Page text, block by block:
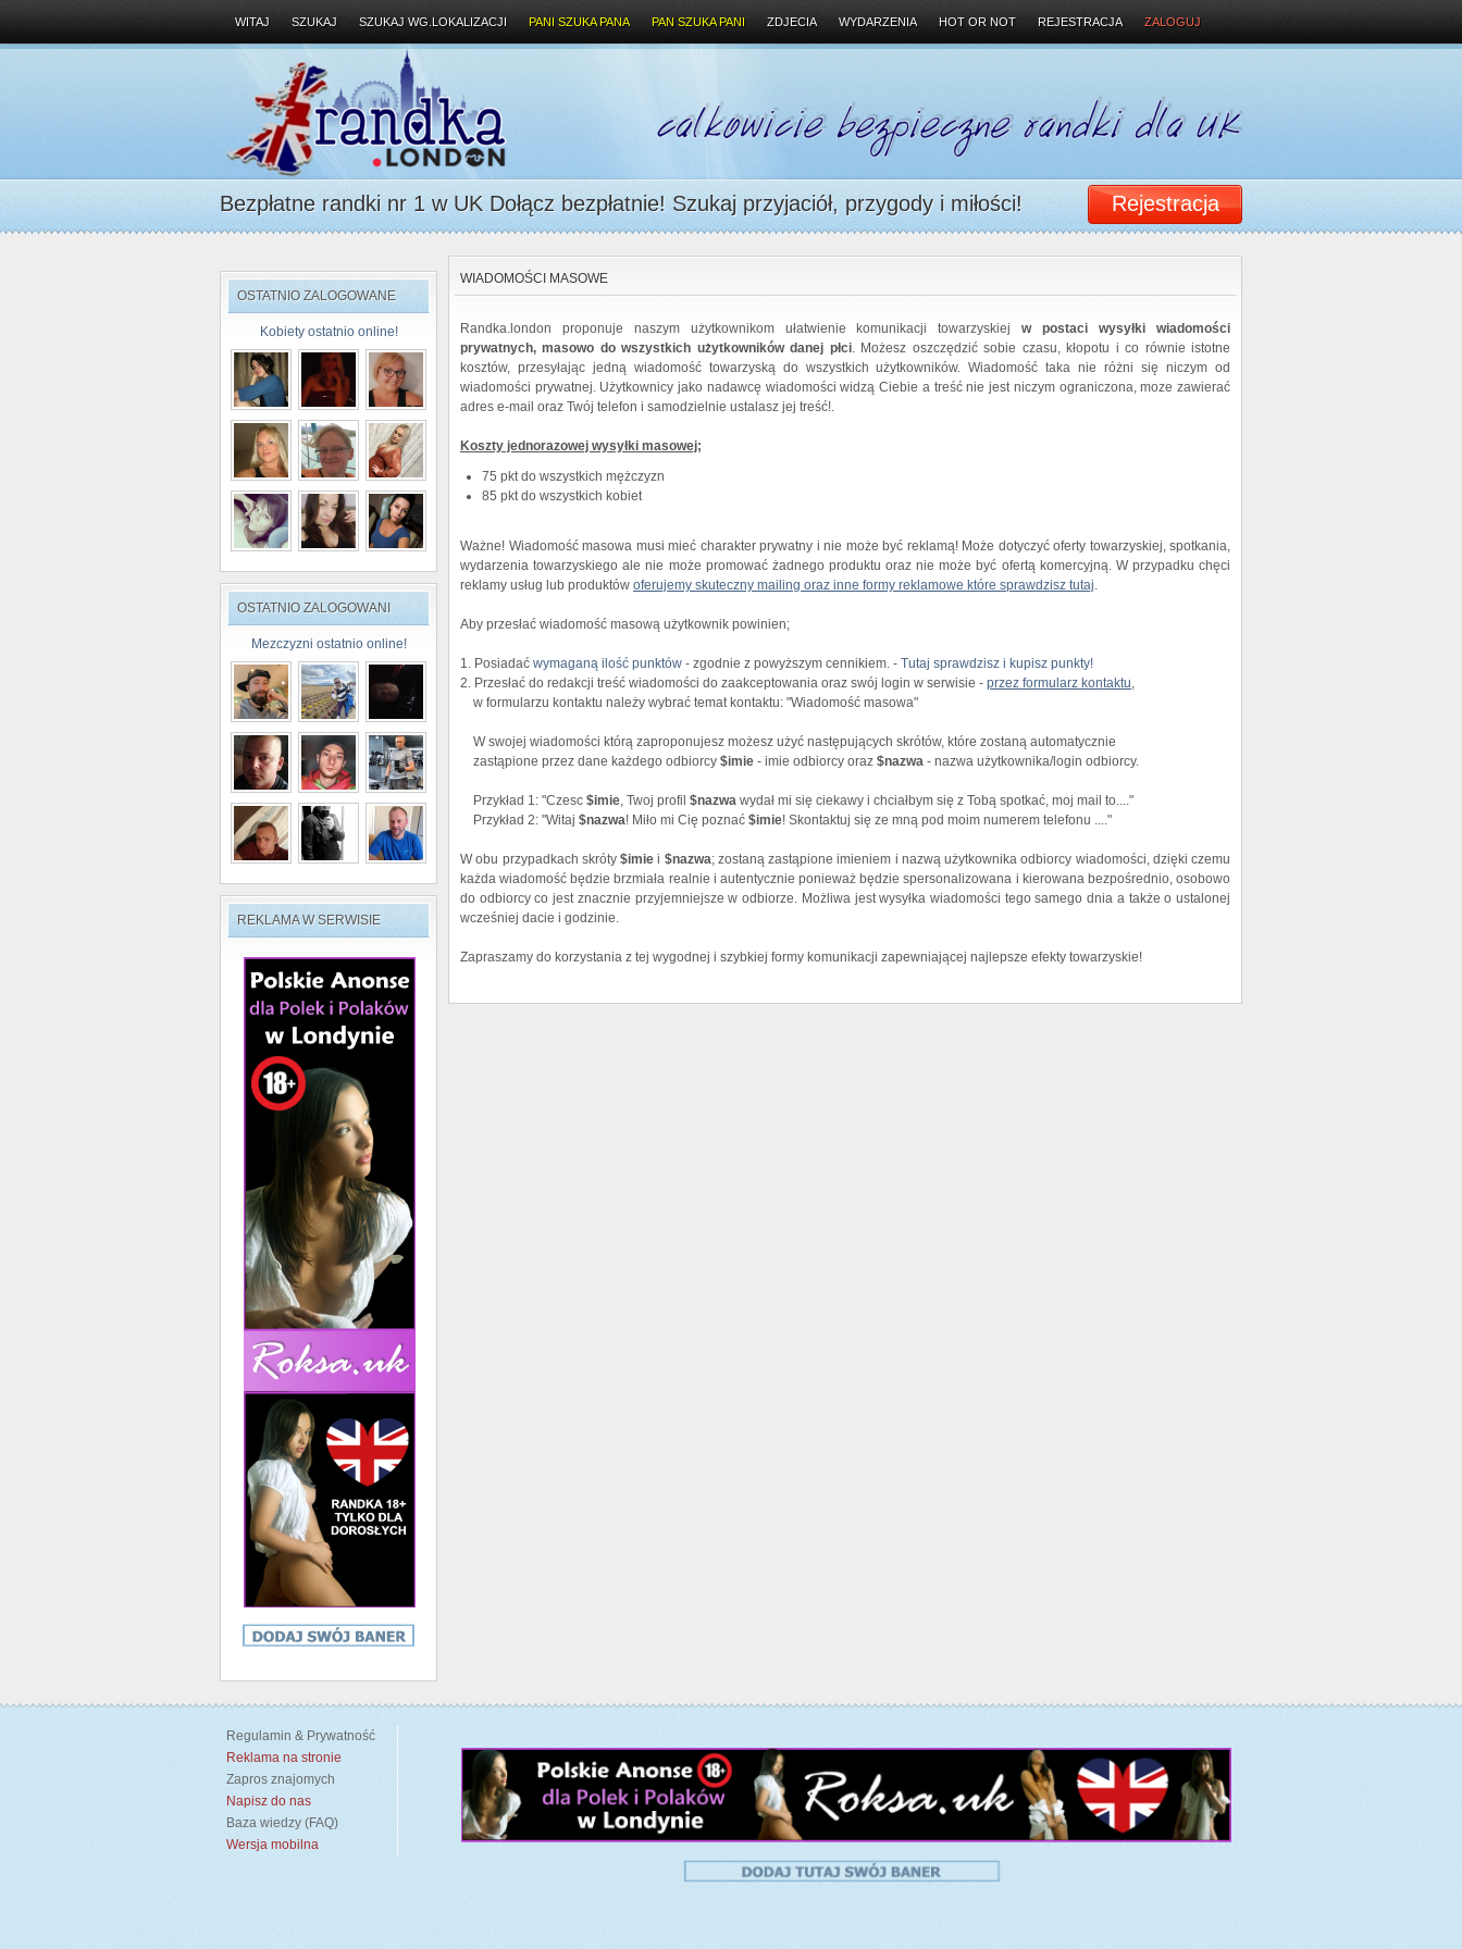
WITAJ SZUKAJ SZUKAJ WG.LOKALIZACJI PANI SZUKA PANA PAN SZUKA PANI ZDJECIA WYDARZENIA HOT OR NOT REJESTRACJA ZALOGUJ
Bezpłatne randki nr 1 w UK Dołącz bezpłatnie! Szukaj przyjaciół, przygody i miłości! Rejestracja
OSTATNIO ZALOGOWANE
Kobiety ostatnio online!
OSTATNIO ZALOGOWANI
Mezczyzni ostatnio online!
REKLAMA W SERWISIE
WIADOMOŚCI MASOWE
Randka.london proponuje naszym użytkownikom ułatwienie komunikacji towarzyskiejw postaci wysyłki wiadomości
prywatnych, masowo do wszystkich użytkowników danej płci. Możesz oszczędzić sobie czasu, kłopotu i co równie istotne
kosztów, przesyłając jedną wiadomość towarzyską do wszystkich użytkowników. Wiadomość taka nie różni się niczym od
wiadomości prywatnej. Użytkownicy jako nadawcę wiadomości widzą Ciebie a treść nie jest niczym ograniczona, moze zawierać
adres e-mail oraz Twój telefon i samodzielnie ustalasz jej treść!.
Koszty jednorazowej wysyłki masowej;
75 pkt do wszystkich mężczyzn
85 pkt do wszystkich kobiet
Ważne! Wiadomość masowa musi mieć charakter prywatny i nie może być reklamą! Może dotyczyć oferty towarzyskiej, spotkania,
wydarzenia towarzyskiego ale nie może promować żadnego produktu oraz nie może być ofertą komercyjną. W przypadku chęci
reklamy usług lub produktów oferujemy skuteczny mailing oraz inne formy reklamowe które sprawdzisz tutaj.
Aby przesłać wiadomość masową użytkownik powinien;
1. Posiadać wymaganą ilość punktów - zgodnie z powyższym cennikiem. - Tutaj sprawdzisz i kupisz punkty!
2. Przesłać do redakcji treść wiadomości do zaakceptowania oraz swój login w serwisie - przez formularz kontaktu,
w formularzu kontaktu należy wybrać temat kontaktu: "Wiadomość masowa"
W swojej wiadomości którą zaproponujesz możesz użyć następujących skrótów, które zostaną automatycznie
zastąpione przez dane każdego odbiorcy $imie - imie odbiorcy oraz $nazwa - nazwa użytkownika/login odbiorcy.
Przykład 1: "Czesc $imie, Twoj profil $nazwa wydał mi się ciekawy i chciałbym się z Tobą spotkać, moj mail to...."
Przykład 2: "Witaj $nazwa! Miło mi Cię poznać $imie! Skontaktuj się ze mną pod moim numerem telefonu ...."
W obu przypadkach skróty $imie i $nazwa; zostaną zastąpione imieniem i nazwą użytkownika odbiorcy wiadomości, dzięki czemu
każda wiadomość będzie brzmiała realnie i autentycznie ponieważ będzie spersonalizowana i kierowana bezpośrednio, osobowo
do odbiorcy co jest znacznie przyjemniejsze w odbiorze. Możliwa jest wysyłka wiadomości tego samego dnia a także o ustalonej
wcześniej dacie i godzinie.
Zapraszamy do korzystania z tej wygodnej i szybkiej formy komunikacji zapewniającej najlepsze efekty towarzyskie!
Regulamin & Prywatność
Reklama na stronie
Zapros znajomych
Napisz do nas
Baza wiedzy (FAQ)
Wersja mobilna